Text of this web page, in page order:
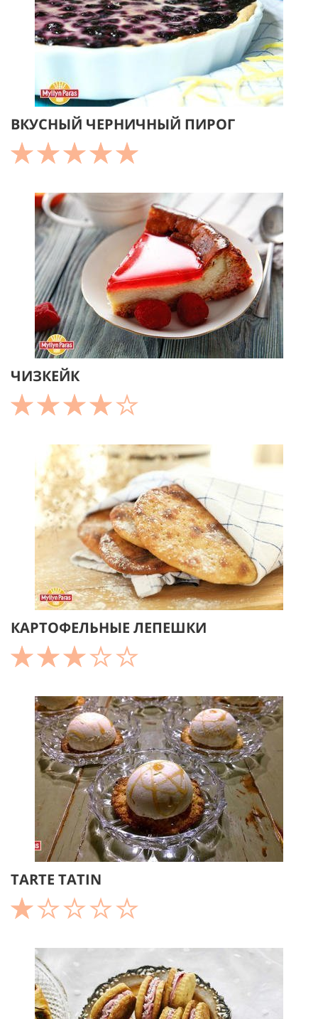
ВКУСНЫЙ ЧЕРНИЧНЫЙ ПИРОГ
ЧИЗКЕЙК
КАРТОФЕЛЬНЫЕ ЛЕПЕШКИ
TARTE TATIN